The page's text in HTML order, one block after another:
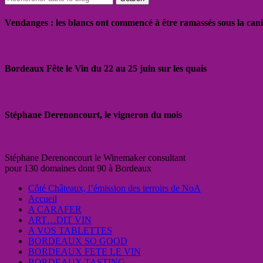
Vendanges : les blancs ont commencé à être ramassés sous la
Bordeaux Fête le Vin du 22 au 25 juin sur les quais
Stéphane Derenoncourt, le vigneron du mois
Stéphane Derenoncourt le Winemaker consultant
pour 130 domaines dont 90 à Bordeaux
Côté Châteaux, l’émission des terroirs de NoA
Accueil
A CARAFER
ART…DIT VIN
A VOS TABLETTES
BORDEAUX SO GOOD
BORDEAUX FETE LE VIN